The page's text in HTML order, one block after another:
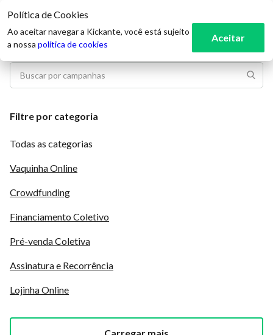
Filtre por categoria
Todas as categorias
Vaquinha Online
Crowdfunding
Financiamento Coletivo
Pré-venda Coletiva
Assinatura e Recorrência
Lojinha Online
Política de Cookies
Ao aceitar navegar a Kickante, você está sujeito
a nossa política de cookies
Aceitar